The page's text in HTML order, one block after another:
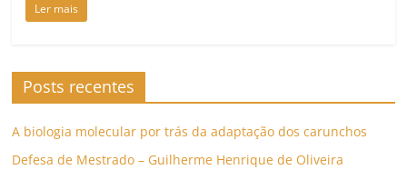
Ler mais
Posts recentes
A biologia molecular por trás da adaptação dos carunchos
Defesa de Mestrado – Guilherme Henrique de Oliveira